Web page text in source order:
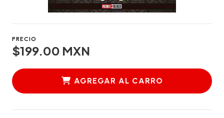
PRECIO
$199.00 MXN
AGREGAR AL CARRO